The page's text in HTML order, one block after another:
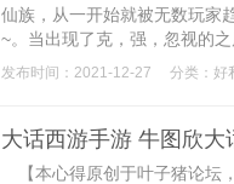
仙族，从一开始就被无数玩家
~。当出现了克，强，忽视的
发布时间：2021-12-27 分类： 好
大话西游手游 牛图欣
【本心得原创于叶子猪论坛